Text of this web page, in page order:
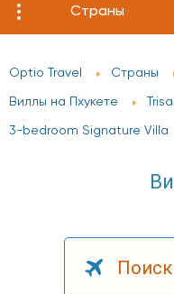
Страны
Optio Travel Страны
Виллы на Пхукете
3-bedroom Signature Villa